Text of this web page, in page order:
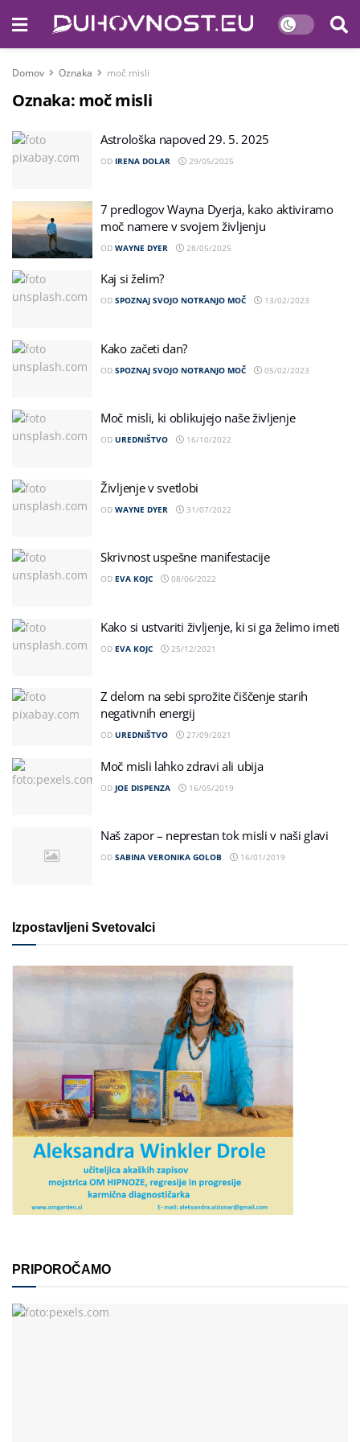
Domov Oznaka moč misli
Oznaka: moč misli
Astrološka napoved 29. 5. 2025
OD IRENA DOLAR 29/05/2025
7 predlogov Wayna Dyerja, kako aktiviramo
moč namere v svojem življenju
OD WAYNE DYER 28/05/2025
Kaj si želim?
OD SPOZNAJ SVOJO NOTRANJO MOČ 13/02/2023
Kako začeti dan?
OD SPOZNAJ SVOJO NOTRANJO MOČ 05/02/2023
Moč misli, ki oblikujejo naše življenje
OD UREDNIŠTVO 16/10/2022
Življenje v svetlobi
OD WAYNE DYER 31/07/2022
Skrivnost uspešne manifestacije
OD EVA KOJC 08/06/2022
Kako si ustvariti življenje, ki si ga želimo imeti
OD EVA KOJC 25/12/2021
Z delom na sebi sprožite čiščenje starih
negativnih energij
OD UREDNIŠTVO 27/09/2021
Moč misli lahko zdravi ali ubija
OD JOE DISPENZA 16/05/2019
Naš zapor – neprestan tok misli v naši glavi
OD SABINA VERONIKA GOLOB 16/01/2019
Izpostavljeni Svetovalci
PRIPOROČAMO